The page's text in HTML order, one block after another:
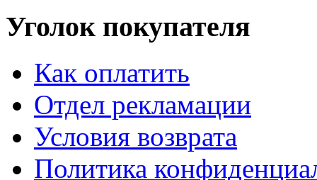
Уголок покупателя
Как оплатить
Отдел рекламации
Условия возврата
Политика